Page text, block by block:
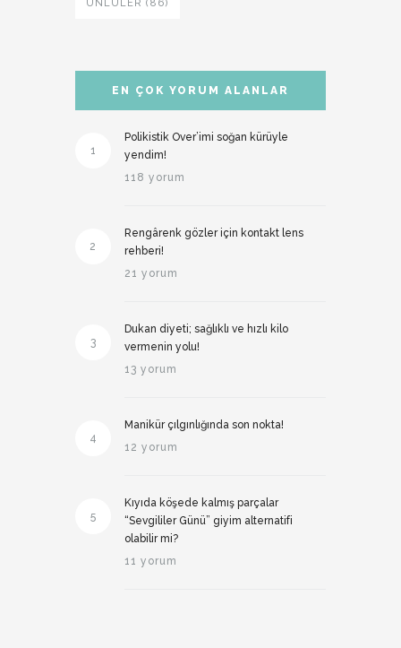
ÜNLÜLER (86)
EN ÇOK YORUM ALANLAR
1
Polikistik Over’imi soğan kürüyle
yendim!
118 yorum
2
Rengârenk gözler için kontakt lens
rehberi!
21 yorum
3
Dukan diyeti; sağlıklı ve hızlı kilo
vermenin yolu!
13 yorum
4
Manikür çılgınlığında son nokta!
12 yorum
5
Kıyıda köşede kalmış parçalar
“Sevgililer Günü” giyim alternatifi
olabilir mi?
11 yorum